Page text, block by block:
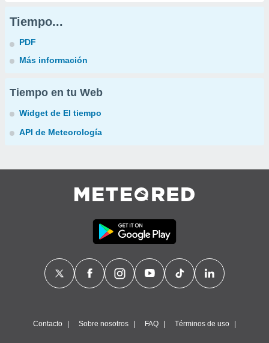
Tiempo...
PDF
Más información
Tiempo en tu Web
Widget de El tiempo
API de Meteorología
Contacto Sobre nosotros FAQ Términos de uso